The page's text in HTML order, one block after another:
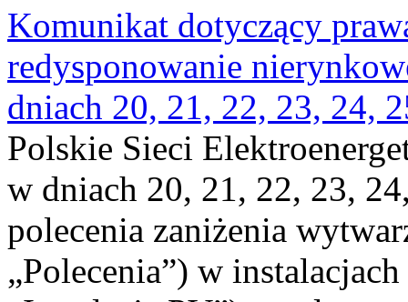
Komunikat dotyczący
redysponowanie
dniach 20, 21, 22, 23, 24,
Polskie Sieci
w dniach 20, 21, 22, 23,
polecenia zaniżenia
„Polecenia”) w